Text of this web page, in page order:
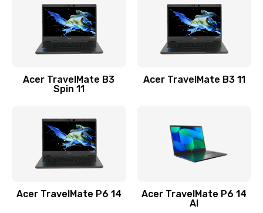
1890 руб.
Замена аккумулятора
Acer TravelMate B3
Spin 11
Acer TravelMate B3 11
Acer TravelMate P6 14
Acer TravelMate P6 14
AI